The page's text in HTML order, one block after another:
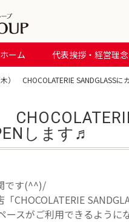
ホーム 代表挨拶・経営理念
） CHOCOLATERIE SANDGLASS
します♬
です(^^)/
CHOCOLATERIE
ースがご利用できるよう